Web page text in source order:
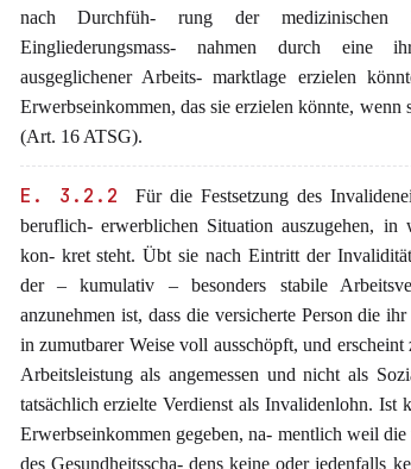
nach Durchfüh- rung der medizinischen
Eingliederungsmass- nahmen durch eine
ausgeglichener Arbeits- marktlage erzielen
Erwerbseinkommen, das sie erzielen könnte,
(Art. 16 ATSG).
E. 3.2.2
Für die Festsetzung des
beruflich- erwerblichen Situation auszugehen, in
kon- kret steht. Übt sie nach Eintritt der
der – kumulativ – besonders stabile
anzunehmen ist, dass die versicherte Person die
in zumutbarer Weise voll ausschöpft, und
Arbeitsleistung als angemessen und nicht als
tatsächlich erzielte Verdienst als Invalidenlohn. Ist
Erwerbseinkommen gegeben, na- mentlich weil
des Gesundheitsscha- dens keine oder jedenfalls